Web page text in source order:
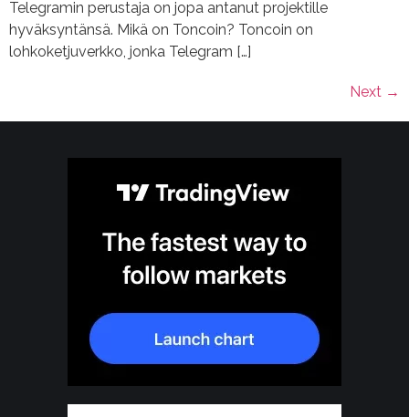
Telegramin perustaja on jopa antanut projektille
hyväksyntänsä. Mikä on Toncoin? Toncoin on
lohkoketjuverkko, jonka Telegram […]
Next →